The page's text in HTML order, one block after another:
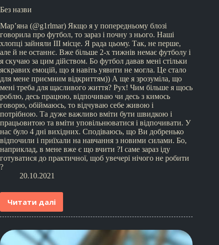
Без назви
Мар’яна (@g1rlmar) Якщо я у попередньому блозі
говорила про футбол, то зараз і почну з нього. Наші
хлопці зайняли ІІІ місце. Я рада цьому. Так, не перше,
але й не останнє. Вже більше 2-х тижнів немає футболу і
я скучаю за цим дійством. Бо футбол давав мені стільки
яскравих емоцій, що я навіть уявити не могла. Це стало
для мене приємним відкриттям)) А ще я зрозуміла, що
мені треба для щасливого життя? Рух! Чим більше я щось
роблю, десь працюю, відпочиваю чи десь з кимось
говорю, обіймаюсь, то відчуваю себе живою і
потрібною. Та дуже важливо вміти бути швидкою і
працьовитою та вміти уповільнюватися і відпочивати. У
нас було 4 дні вихідних. Сподіваюсь, що Ви добренько
відпочили і приїхали на навчання з новими силами. Бо,
наприклад, в мене вже є що вчити ?І саме зараз іду
готуватися до практичної, щоб увечері нічого не робити
?
20.10.2021
Читати далі